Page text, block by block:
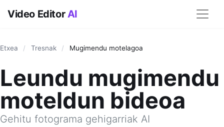
Video EditorAI
Etxea / Tresnak / Mugimendu motelagoa
Leundu mugimendu
moteldun bideoa
Gehitu fotograma gehigarriak AI